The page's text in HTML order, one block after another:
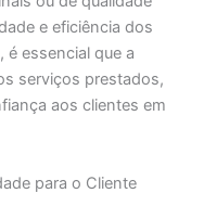
e eficiência dos
essencial que a
serviços prestados,
aos clientes em
para o Cliente